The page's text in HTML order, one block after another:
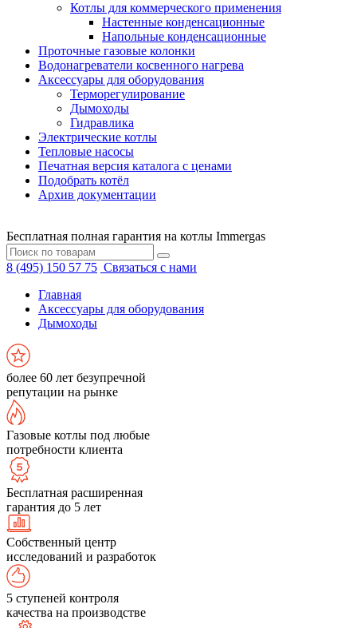
Котлы для коммерческого применения
Настенные конденсационные
Напольные конденсационные
Проточные газовые колонки
Водонагреватели косвенного нагрева
Аксессуары для оборудования
Терморегулирование
Дымоходы
Гидравлика
Электрические котлы
Тепловые насосы
Печатная версия каталога с ценами
Подобрать котёл
Архив документации
Бесплатная полная гарантия на котлы Immergas
8 (495) 150 57 75 Связаться с нами
Главная
Аксессуары для оборудования
Дымоходы
более 60 лет безупречной
репутации на рынке
Газовые котлы под любые
потребности клиента
Бесплатная расширенная
гарантия до 5 лет
Собственный центр
исследований и разработок
5 ступеней контроля
качества на производстве